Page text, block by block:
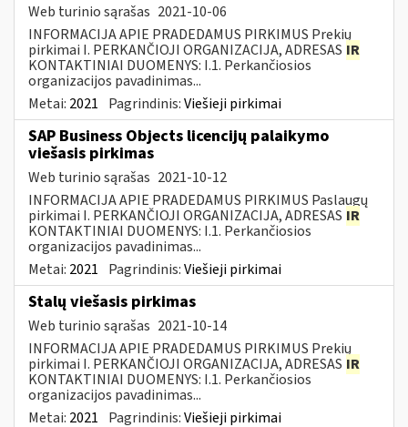
Web turinio sąrašas 2021-10-06
INFORMACIJA APIE PRADEDAMUS PIRKIMUS Prekių
pirkimai I. PERKANČIOJI ORGANIZACIJA, ADRESAS IR
KONTAKTINIAI DUOMENYS: I.1. Perkančiosios
organizacijos pavadinimas...
Metai: 2021 Pagrindinis:Viešieji pirkimai
SAP Business Objects licencijų palaikymo
viešasis pirkimas
Web turinio sąrašas 2021-10-12
INFORMACIJA APIE PRADEDAMUS PIRKIMUS Paslaugų
pirkimai I. PERKANČIOJI ORGANIZACIJA, ADRESAS IR
KONTAKTINIAI DUOMENYS: I.1. Perkančiosios
organizacijos pavadinimas...
Metai: 2021 Pagrindinis:Viešieji pirkimai
Stalų viešasis pirkimas
Web turinio sąrašas 2021-10-14
INFORMACIJA APIE PRADEDAMUS PIRKIMUS Prekių
pirkimai I. PERKANČIOJI ORGANIZACIJA, ADRESAS IR
KONTAKTINIAI DUOMENYS: I.1. Perkančiosios
organizacijos pavadinimas...
Metai: 2021 Pagrindinis:Viešieji pirkimai